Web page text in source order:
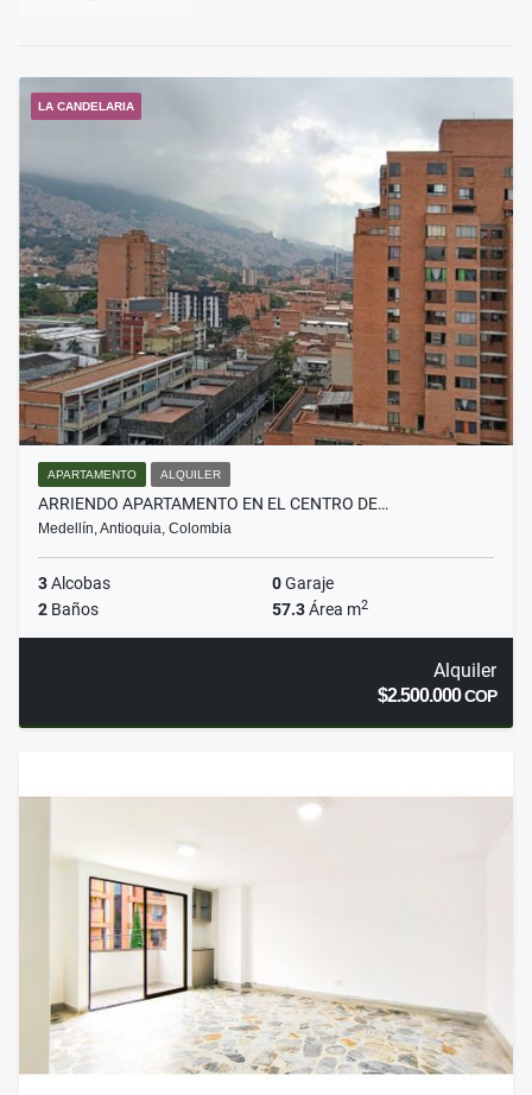
LA CANDELARIA
APARTAMENTO ALQUILER
ARRIENDO APARTAMENTO EN EL CENTRO DE…
Medellín, Antioquia, Colombia
3Alcobas 0Garaje
2 Baños 57.3Área m2
Alquiler
$2.500.000COP